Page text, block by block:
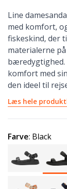
Line
med komfort,
fiskeskind, der
materialerne
bæredygtighed.
komfort med
den ideel til
Læs hele
Farve: Black